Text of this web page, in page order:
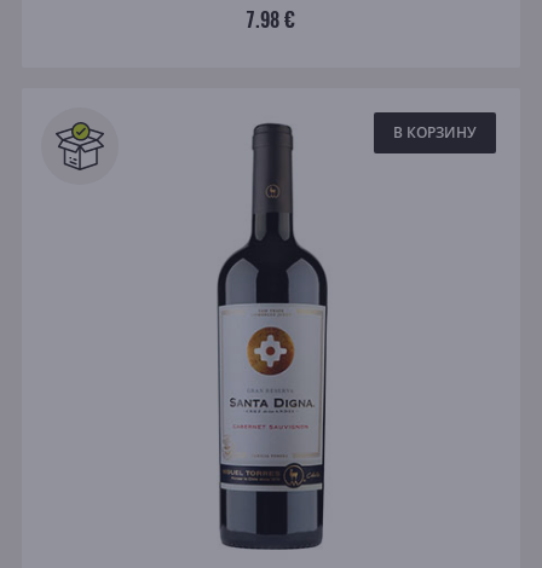
7.98 €
В КОРЗИНУ